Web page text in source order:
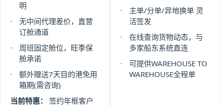
明
无中间代理差价，直营
订舱通道
周班固定舱位，旺季保
舱承诺
额外赠送7天目的港免用
箱期(需咨询)
当前特惠：
签约年框客户
主单/分单/异地换单 灵
活签发
在线查询货物动态，与
多家船东系统直连
可提供WAREHOUSE TO
WAREHOUSE全程单